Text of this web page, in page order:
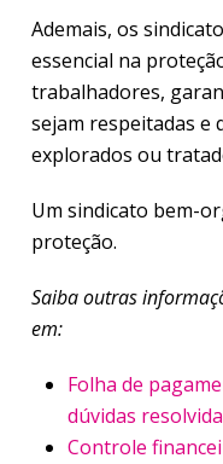
Ademais, os
essencial na
trabalhadores,
sejam respeitadas e
explorados ou
Um sindicato bem-
proteção.
Saiba outras
em:
Folha de
dúvidas
Controle